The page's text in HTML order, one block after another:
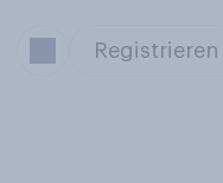
Registrieren